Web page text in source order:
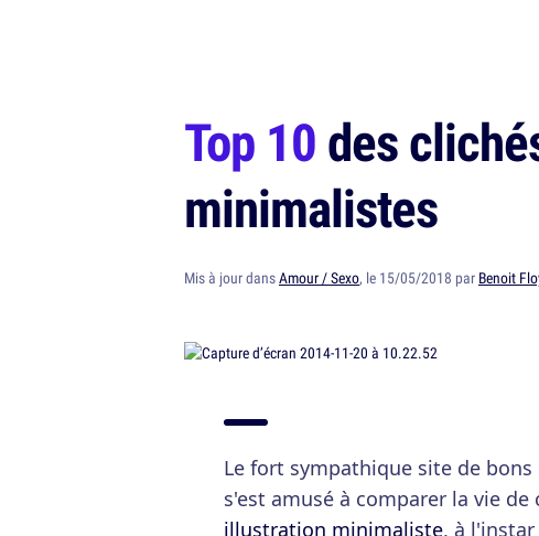
Top 10des
minimalistes
Mis à jour dansAmour / Sexo, le 15/05/2018 par Benoit
Le fort sympathique site de bons
s'est amusé à comparer la vie
illustration minimaliste, à